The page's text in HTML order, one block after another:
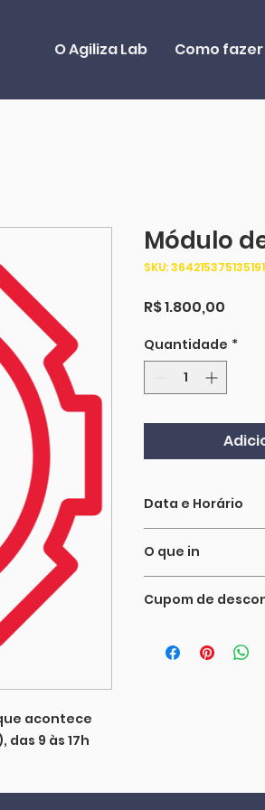
O Agiliza Lab Como fazer
acontece
9 às 17h
Módulo
SKU: 364215375135191
R$ 1.800,00
Quantidade *
Data e Horário
outubro (quarta
O que in
de treinamento,
certificado
Cupom de
(independente